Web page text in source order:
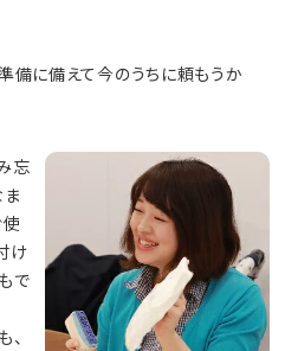
備に備えて今のうちに頼もうか
忘
け
で